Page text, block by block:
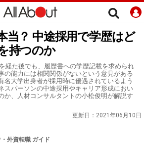
当？ 中途採用で学歴はど
持つのか
経た後でも、履歴書への学歴記載を求められ
の能力には相関関係がないという意見がある
名大学出身者が採用時に優遇されているよう
スパーソンの中途採用やキャリア形成におい
か、人材コンサルタントの小松俊明が解説す
更新日： 2021年06月10日
外資転職 ガイド